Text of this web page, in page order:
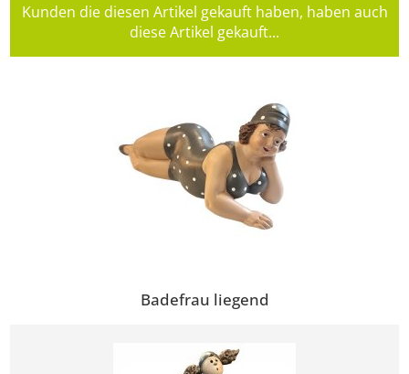
Kunden die diesen Artikel gekauft haben, haben auch
diese Artikel gekauft...
Badefrau liegend